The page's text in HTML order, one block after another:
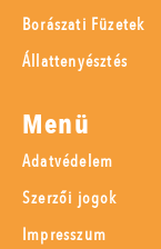
Borászati Füzetek
Állattenyésztés
Menü
Adatvédelem
Szerzői jogok
Impresszum